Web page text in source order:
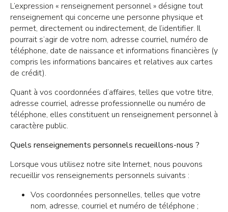
L’expression « renseignement personnel » désigne tout
renseignement qui concerne une personne physique et
permet, directement ou indirectement, de l’identifier. Il
pourrait s’agir de votre nom, adresse courriel, numéro de
téléphone, date de naissance et informations financières (y
compris les informations bancaires et relatives aux cartes
de crédit).
Quant à vos coordonnées d’affaires, telles que votre titre,
adresse courriel, adresse professionnelle ou numéro de
téléphone, elles constituent un renseignement personnel à
caractère public.
Quels renseignements personnels recueillons-nous ?
Lorsque vous utilisez notre site Internet, nous pouvons
recueillir vos renseignements personnels suivants :
Vos coordonnées personnelles, telles que votre
nom, adresse, courriel et numéro de téléphone ;